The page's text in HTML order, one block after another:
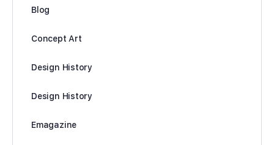
Blog
Concept Art
Design History
Design History
Emagazine